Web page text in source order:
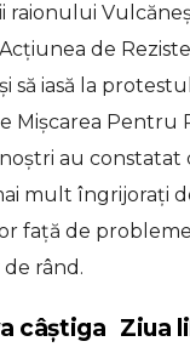
raionului
de
să iasă la
Mișcarea Pentru
au constatat
mult îngrijorați
față de
rând.
Ziua
câștiga